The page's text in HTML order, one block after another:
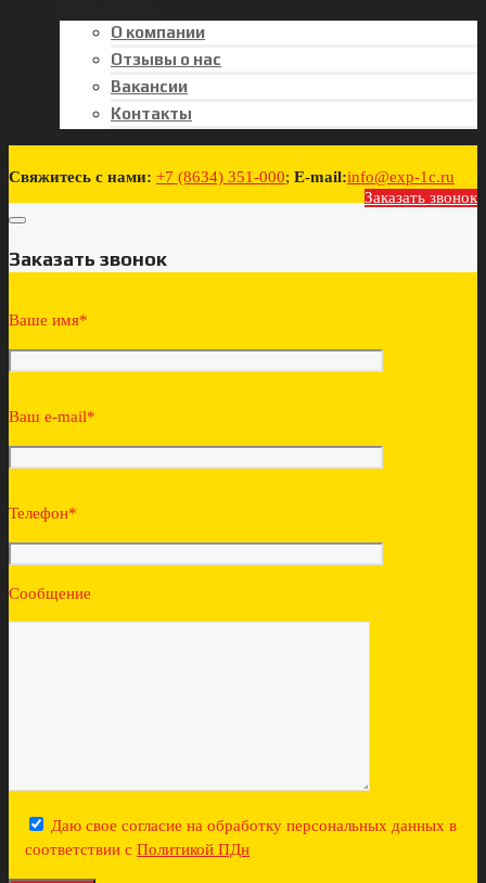
О компании
Отзывы о нас
Вакансии
Контакты
Свяжитесь с нами: +7 (8634) 351-000; E-mail:info@exp-1c.ru
Заказать звонок
Заказать звонок
Ваше имя*
Ваш e-mail*
Телефон*
Сообщение
Даю свое согласие на обработку персональных данных в
соответствии с Политикой ПДн